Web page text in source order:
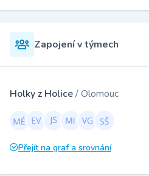
Zapojení v týmech
Holky z Holice/ Olomouc
Přejít na graf a srovnání